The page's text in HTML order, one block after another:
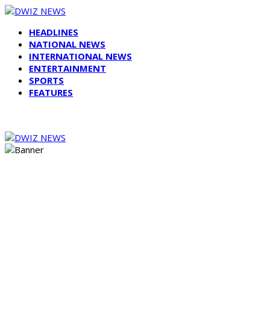
HEADLINES
NATIONAL NEWS
INTERNATIONAL NEWS
ENTERTAINMENT
SPORTS
FEATURES